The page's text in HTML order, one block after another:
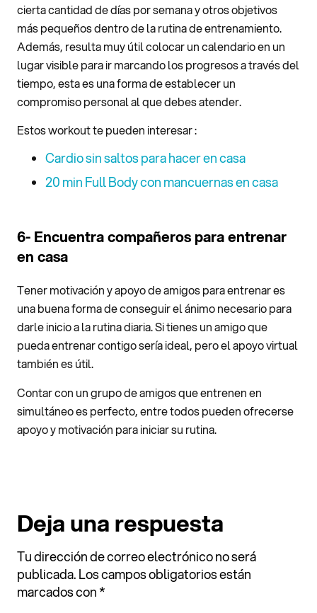
cierta cantidad de días por semana y otros objetivos
más pequeños dentro de la rutina de entrenamiento.
Además, resulta muy útil colocar un calendario en un
lugar visible para ir marcando los progresos a través del
tiempo, esta es una forma de establecer un
compromiso personal al que debes atender.
Estos workout te pueden interesar :
Cardio sin saltos para hacer en casa
20 min Full Body con mancuernas en casa
6- Encuentra compañeros para entrenar
en casa
Tener motivación y apoyo de amigos para entrenar es
una buena forma de conseguir el ánimo necesario para
darle inicio a la rutina diaria. Si tienes un amigo que
pueda entrenar contigo sería ideal, pero el apoyo virtual
también es útil.
Contar con un grupo de amigos que entrenen en
simultáneo es perfecto, entre todos pueden ofrecerse
apoyo y motivación para iniciar su rutina.
Deja una respuesta
Tu dirección de correo electrónico no será
publicada.Los campos obligatorios están
marcados con*